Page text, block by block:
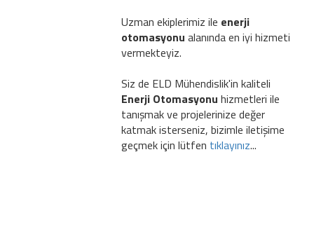
Uzman ekiplerimiz ile enerji
otomasyonu alanında en iyi hizmeti
vermekteyiz.
Siz de ELD Mühendislik'in kaliteli
Enerji Otomasyonu hizmetleri ile
tanışmak ve projelerinize değer
katmak isterseniz, bizimle iletişime
geçmek için lütfen tıklayınız...